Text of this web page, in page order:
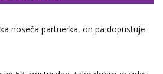
noseča partnerka, on pa dopustuje